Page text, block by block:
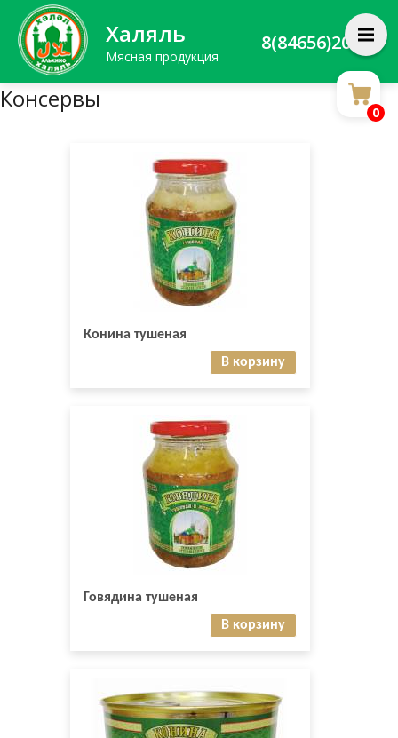
Халяль
Мясная продукция
8(84656)20588
0
Консервы
Конина тушеная
В корзину
Говядина тушеная
В корзину